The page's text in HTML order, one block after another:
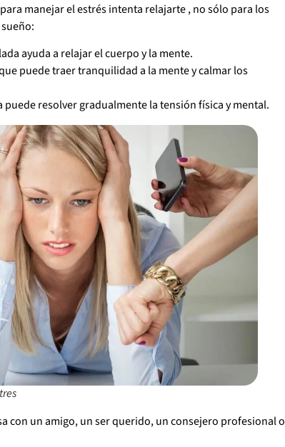
manejar el estrés intenta relajarte , no sólo para los
ayuda a relajar el cuerpo y la mente.
puede traer tranquilidad a la mente y calmar los
resolver gradualmente la tensión física y mental.
con un amigo, un ser querido, un consejero profesional o